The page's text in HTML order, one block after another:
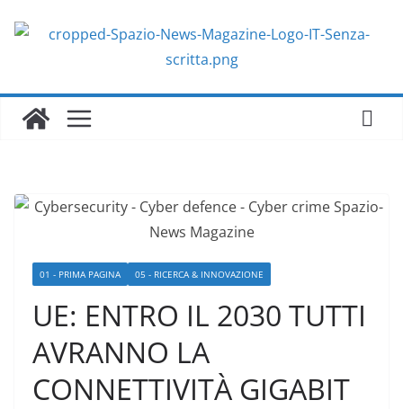
01 - PRIMA PAGINA 05 - RICERCA & INNOVAZIONE
UE: ENTRO IL 2030 TUTTI
AVRANNO LA
CONNETTIVITÀ GIGABIT